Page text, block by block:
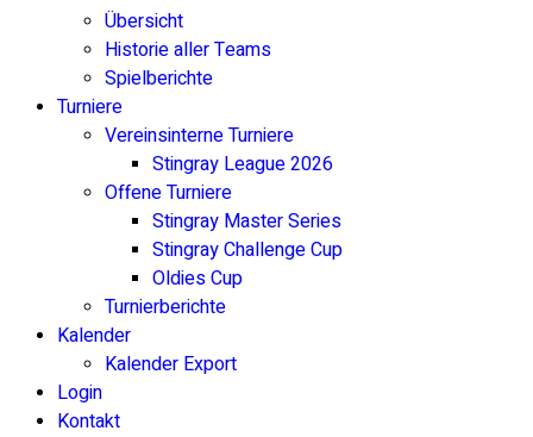
Übersicht
Historie aller Teams
Spielberichte
Turniere
Vereinsinterne Turniere
Stingray League 2026
Offene Turniere
Stingray Master Series
Stingray Challenge Cup
Oldies Cup
Turnierberichte
Kalender
Kalender Export
Login
Kontakt